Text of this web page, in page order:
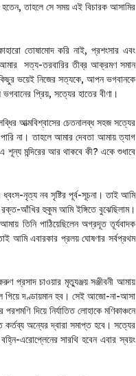
তাহলে সে সময় এই বিচারক আসামির
তোষামোদ করি নাই, প্রশংসার এবং
আমার সত্য-তরবারির তীব্র আক্রমণ সমান
ভয়েই নিজের সত্যকে, আপন ভগবানকে
প্রিয়, সত্যের হাতের বীণা।
আত্মবিশ্বাসের চেতনালব্ধ সহজ সত্যের
না। তাহলে আমার দেবতা আমায় ত্যাগ
শূন্য মন্দিরের আর থাকবে কী? একে শুধাবে
ধ্বংস-নৃত্য নব সৃষ্টির পূর্ব-সূচনা। তাই আমি
রক্ত-আঁখির হুকুম আমি ইঙ্গিতে বুঝেছিলাম।
তিনি পাঠিয়েছিলেন অগ্রদূত তূর্যবাদক
আমি এবারকার প্রলয় ঘোষণার সর্বপ্রথম
প্রসাদ চাওয়ার মৃত্যুঞ্জয় সঞ্জীবনী আমায়
গিয়ে দণ্ডায়মান হব। সেই আজো-না-আসা
দিয়ে নির্যাতিত লোহাকে মণিকাঞ্চনে
অন্যের দ্বারা সমাপ্ত হবে। সত্যের
এরোপ্লেনের সারথি হবেন এবার স্বয়ং